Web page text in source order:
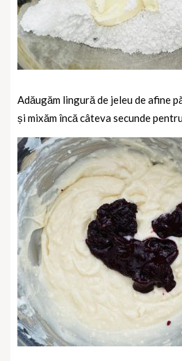
Adăugăm lingură de jeleu de afine
și mixăm încă câteva secunde